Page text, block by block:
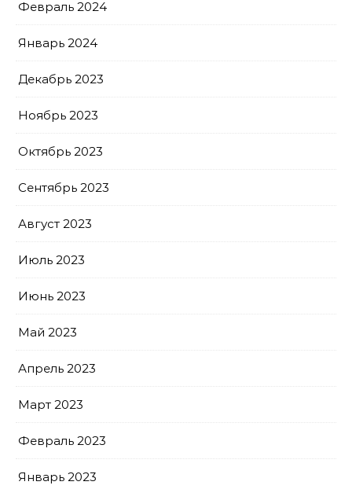
Февраль 2024
Январь 2024
Декабрь 2023
Ноябрь 2023
Октябрь 2023
Сентябрь 2023
Август 2023
Июль 2023
Июнь 2023
Май 2023
Апрель 2023
Март 2023
Февраль 2023
Январь 2023